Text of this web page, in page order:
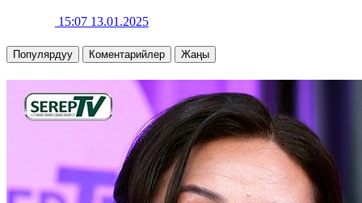
15:07 13.01.2025
Популярдуу Коментарийлер Жаңы